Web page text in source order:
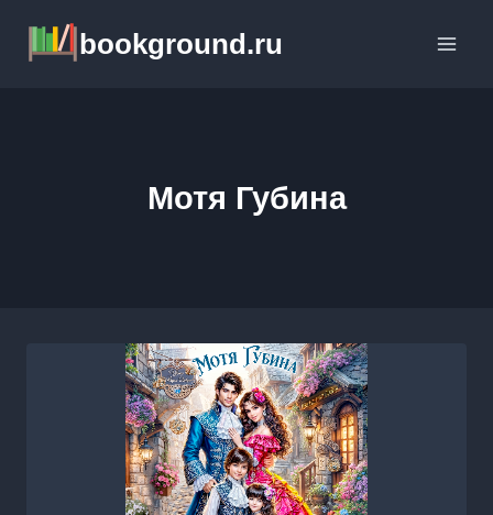
содержимому
bookground.ru
Мотя Губина